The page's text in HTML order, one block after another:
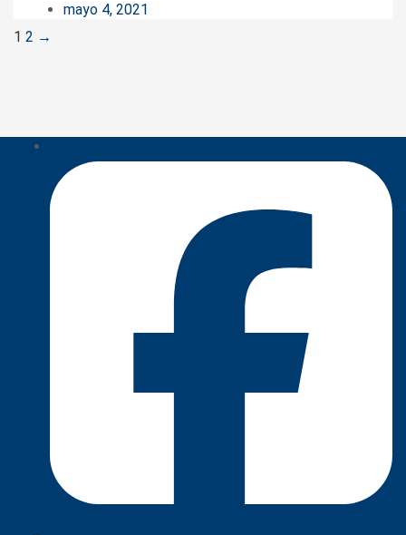
mayo 4, 2021
Posts
1 2 →